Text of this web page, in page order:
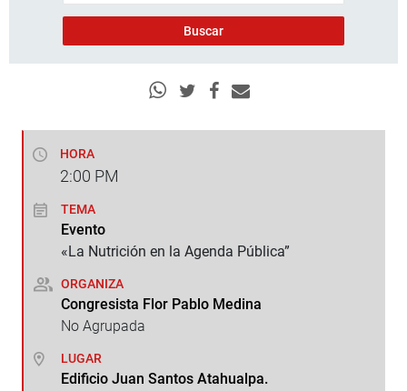
HORA
2:00 PM
TEMA
Evento
«La Nutrición en la Agenda Pública”
ORGANIZA
Congresista Flor Pablo Medina
No Agrupada
LUGAR
Edificio Juan Santos Atahualpa.